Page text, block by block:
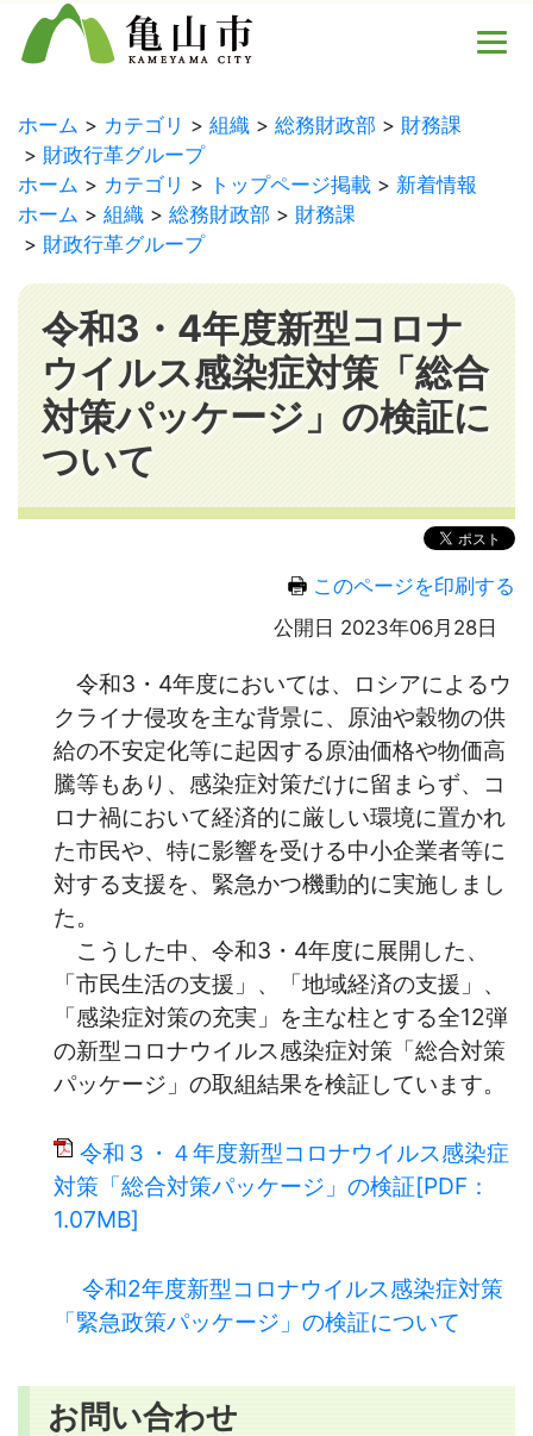
ホーム カテゴリ 組織 総務財政部
財務課
財政行革グループ
ホーム
カテゴリ トップページ掲載
新着情報
ホーム
組織 総務財政部
財務課
財政行革グループ
令和3・4年度新型コロナ
ウイルス感染症対策「総合
対策パッケージ」の検証に
ついて
このページを印刷する
公開日 2023年06月28日
令和3・4年度においては、ロシアによるウ
クライナ侵攻を主な背景に、原油や穀物の供
給の不安定化等に起因する原油価格や物価高
騰等もあり、感染症対策だけに留まらず、コ
ロナ禍において経済的に厳しい環境に置かれ
た市民や、特に影響を受ける中小企業者等に
対する支援を、緊急かつ機動的に実施しまし
た。
こうした中、令和3・4年度に展開した、
「市民生活の支援」、「地域経済の支援」、
「感染症対策の充実」を主な柱とする全12弾
の新型コロナウイルス感染症対策「総合対策
パッケージ」の取組結果を検証しています。
令和３・４年度新型コロナウイルス感染症
対策「総合対策パッケージ」の検証[PDF：
1.07MB]
令和2年度新型コロナウイルス感染症対策
「緊急政策パッケージ」の検証について
お問い合わせ